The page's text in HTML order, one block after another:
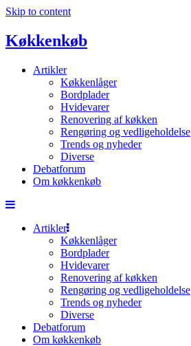
Skip to content
Køkkenkøb
Artikler
Køkkenlåger
Bordplader
Hvidevarer
Renovering af køkken
Rengøring og vedligeholdelse
Trends og nyheder
Diverse
Debatforum
Om køkkenkøb
Artikler
Køkkenlåger
Bordplader
Hvidevarer
Renovering af køkken
Rengøring og vedligeholdelse
Trends og nyheder
Diverse
Debatforum
Om køkkenkøb